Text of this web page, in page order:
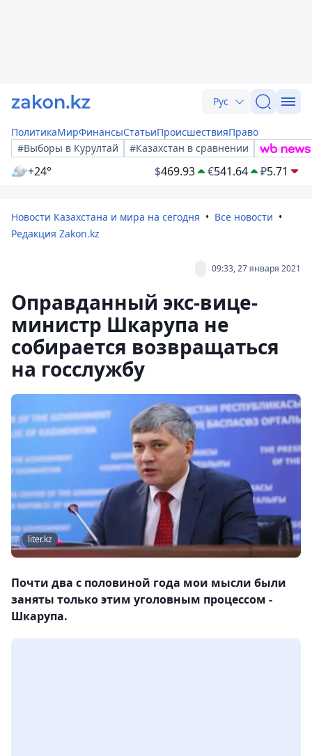
Рус
ПолитикаМирФинансыСтатьиПроисшествияПраво
#Выборы в Курултай
#Казахстан в сравнении
+24° $469.93 €541.64 ₽5.71
Новости Казахстана и мира на сегодня
Все новости
Редакция Zakon.kz
09:33, 27 января 2021
Оправданный экс-вице-
министр Шкарупа не
собирается возвращаться
на госслужбу
liter.kz
Почти два с половиной года мои мысли были
заняты только этим уголовным процессом -
Шкарупа.